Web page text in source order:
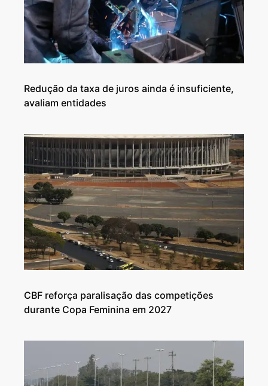
Redução da taxa de juros ainda é insuficiente,
avaliam entidades
CBF reforça paralisação das competições
durante Copa Feminina em 2027